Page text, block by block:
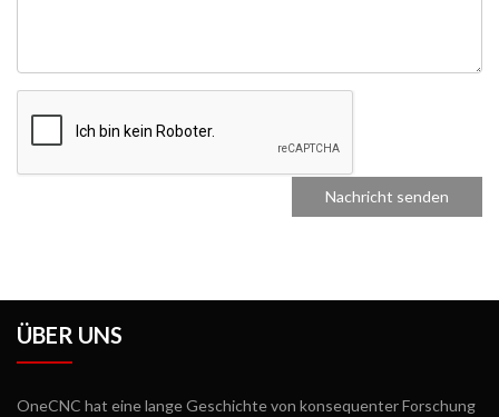
ÜBER UNS
OneCNC hat eine lange Geschichte von konsequenter Forschung